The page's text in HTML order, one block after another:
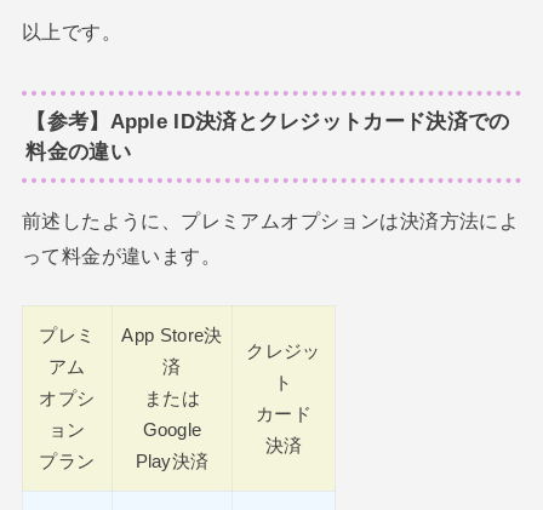
以上です。
【参考】Apple ID決済とクレジットカード決済での
料金の違い
前述したように、プレミアムオプションは決済方法によ
って料金が違います。
プレミ
アム
オプシ
ョン
プラン
App Store決
済
または
Google
Play決済
クレジッ
ト
カード
決済